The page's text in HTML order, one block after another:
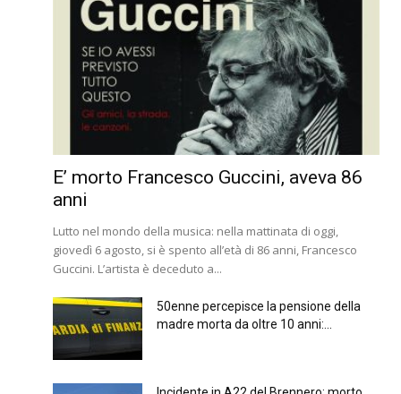
E’ morto Francesco Guccini, aveva 86
anni
Lutto nel mondo della musica: nella mattinata di oggi,
giovedì 6 agosto, si è spento all’età di 86 anni, Francesco
Guccini. L’artista è deceduto a...
50enne percepisce la pensione della
madre morta da oltre 10 anni:...